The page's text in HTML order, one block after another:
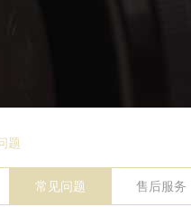
题
常见问题 售后服务